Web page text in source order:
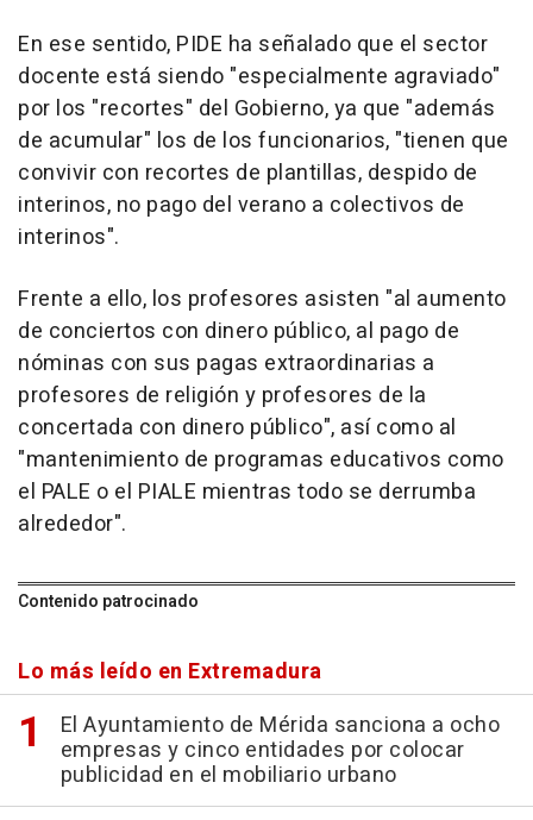
En ese sentido, PIDE ha señalado que el sector
docente está siendo "especialmente agraviado"
por los "recortes" del Gobierno, ya que "además
de acumular" los de los funcionarios, "tienen que
convivir con recortes de plantillas, despido de
interinos, no pago del verano a colectivos de
interinos".
Frente a ello, los profesores asisten "al aumento
de conciertos con dinero público, al pago de
nóminas con sus pagas extraordinarias a
profesores de religión y profesores de la
concertada con dinero público", así como al
"mantenimiento de programas educativos como
el PALE o el PIALE mientras todo se derrumba
alrededor".
Contenido patrocinado
Lo más leído en Extremadura
El Ayuntamiento de Mérida sanciona a ocho
empresas y cinco entidades por colocar
publicidad en el mobiliario urbano